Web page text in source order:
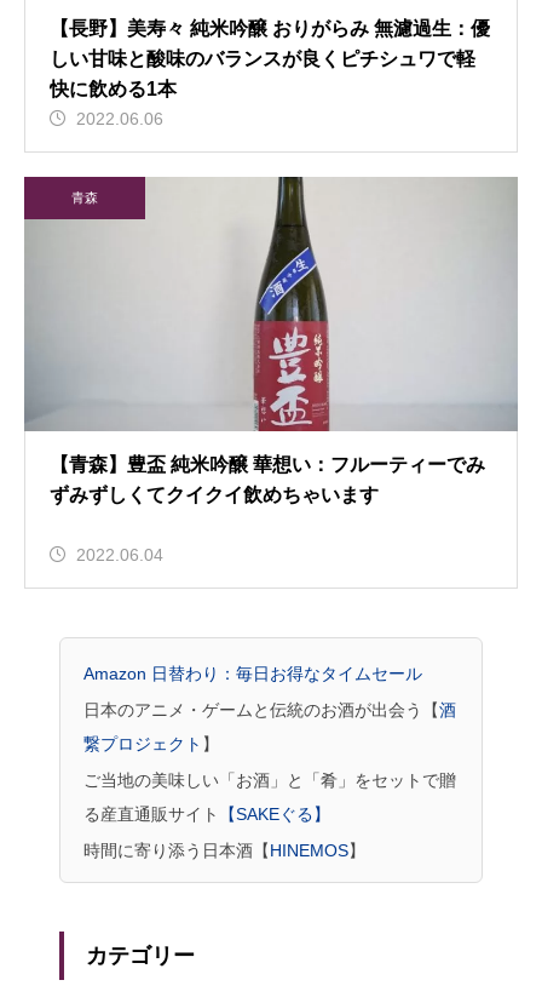
【長野】美寿々 純米吟醸 おりがらみ 無濾過生：優
しい甘味と酸味のバランスが良くピチシュワで軽
快に飲める1本
2022.06.06
青森
【青森】豊盃 純米吟醸 華想い：フルーティーでみ
ずみずしくてクイクイ飲めちゃいます
2022.06.04
Amazon 日替わり：毎日お得なタイムセール
日本のアニメ・ゲームと伝統のお酒が出会う【酒
繋プロジェクト 】
ご当地の美味しい「お酒」と「肴」をセットで贈
る産直通販サイト
【SAKEぐる】
時間に寄り添う日本酒【HINEMOS】
カテゴリー